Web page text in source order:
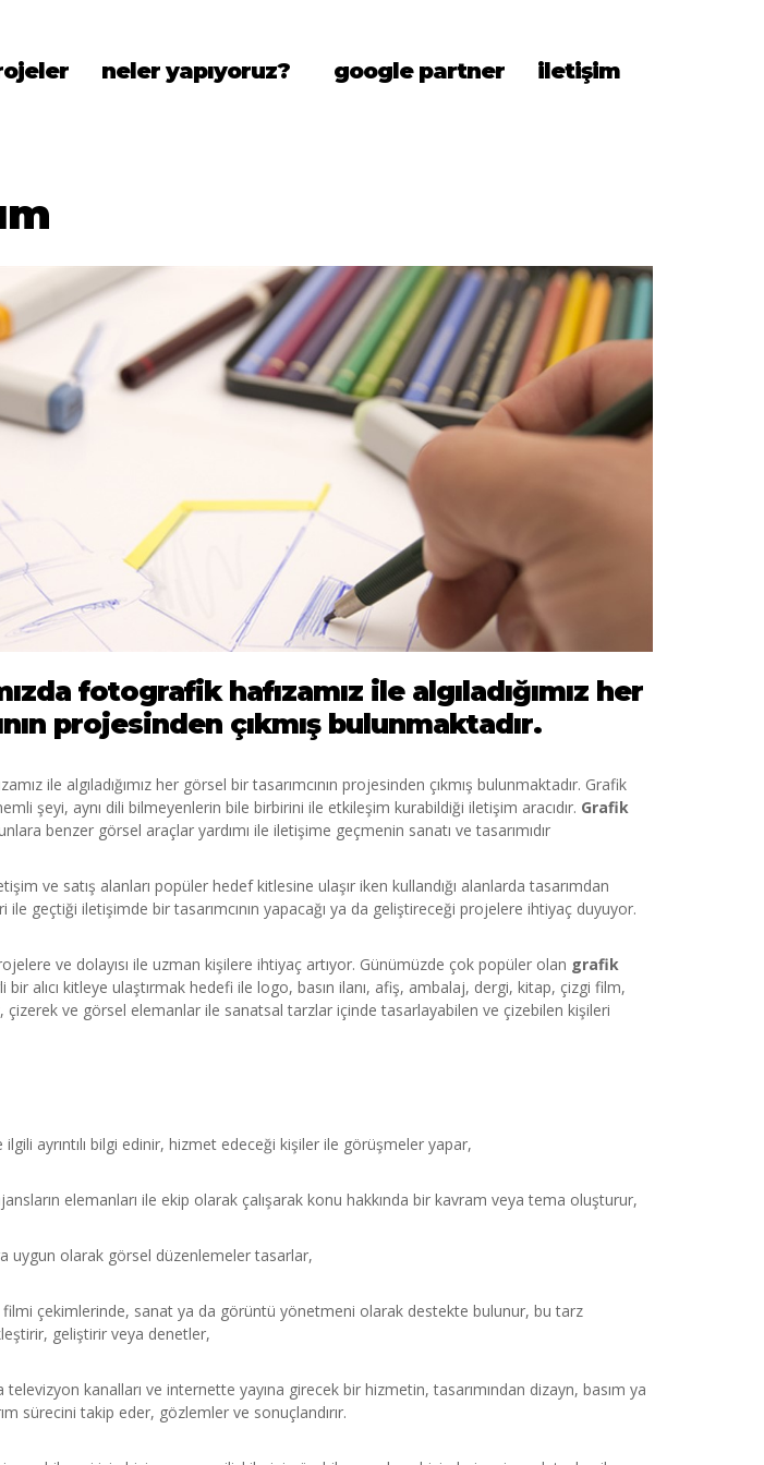
neler yapıyoruz? google partner iletişim
fotografik hafızamız ile algıladığımız her
projesinden çıkmış bulunmaktadır.
ile algıladığımız her görsel bir tasarımcının projesinden çıkmış bulunmaktadır. Grafik
şeyi, aynı dili bilmeyenlerin bile birbirini ile etkileşim kurabildiği iletişim aracıdır. Grafik
benzer görsel araçlar yardımı ile iletişime geçmenin sanatı ve tasarımıdır
ve satış alanları popüler hedef kitlesine ulaşır iken kullandığı alanlarda tasarımdan
geçtiği iletişimde bir tasarımcının yapacağı ya da geliştireceği projelere ihtiyaç duyuyor.
ve dolayısı ile uzman kişilere ihtiyaç artıyor. Günümüzde çok popüler olan grafik
bir alıcı kitleye ulaştırmak hedefi ile logo, basın ilanı, afiş, ambalaj, dergi, kitap, çizgi film,
çizerek ve görsel elemanlar ile sanatsal tarzlar içinde tasarlayabilen ve çizebilen kişileri
ilgili ayrıntılı bilgi edinir, hizmet edeceği kişiler ile görüşmeler yapar,
elemanları ile ekip olarak çalışarak konu hakkında bir kavram veya tema oluşturur,
uygun olarak görsel düzenlemeler tasarlar,
çekimlerinde, sanat ya da görüntü yönetmeni olarak destekte bulunur, bu tarz
geliştirir veya denetler,
kanalları ve internette yayına girecek bir hizmetin, tasarımından dizayn, basım ya
sürecini takip eder, gözlemler ve sonuçlandırır.